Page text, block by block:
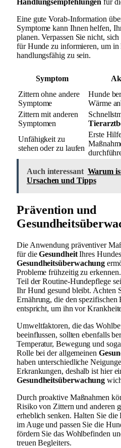
Handlungsempfehlungen für
Eine gute Vorab-Information
Symptome kann Ihnen helfen,
planen. Verpassen Sie nicht,
für Hunde zu informieren, um in
handlungsfähig zu sein.
Symptom
Zittern ohne andere
Symptome
Hunde
Wärme
Zittern mit anderen
Symptomen
Unfähigkeit zu
stehen oder zu laufen
Erste
Auch interessant Warum
Ursachen und Tipps
Prävention und
Die Anwendung präventiver
für dieGesundheitIhres
Gesundheitsüberwachung
Probleme frühzeitig zu
Teil der Routine-Hundepflege
Ihr Hund gesund bleibt. Achten
Ernährung, die den spezifischen
entspricht, um ihn vor
Umweltfaktoren, die das
beeinflussen, sollten ebenfalls
Temperatur, Bewegung und
Rolle bei der allgemeinen
haben unterschiedliche
Erkrankungen, deshalb ist hier
Gesundheitsüberwachung
Durch proaktive Maßnahmen
Risiko von Zittern und anderen
erheblich senken. Halten Sie
im Auge und passen Sie die
fördern Sie das Wohlbefinden
treuen Begleiters.